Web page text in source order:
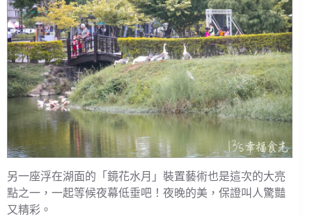
另一座浮在湖面的「鏡花水月」裝置藝術也是這次的大亮
點之一，一起等候夜幕低垂吧！夜晚的美，保證叫人驚豔
又精彩。